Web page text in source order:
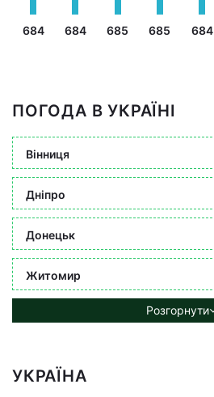
684 684 685 685 684
ПОГОДА В УКРАЇНІ
Вінниця
Дніпро
Донецьк
Житомир
Розгорнути
УКРАЇНА